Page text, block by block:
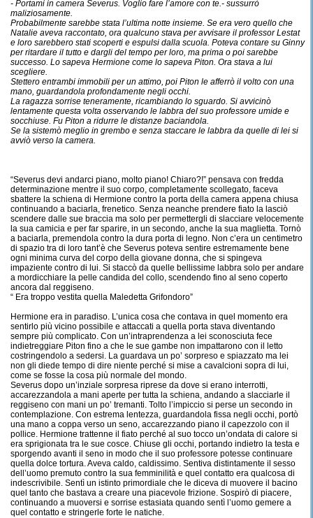
- Portami in camera Severus. Voglio fare l’amore con te.- sussurrò
maliziosamente.
Probabilmente sarebbe stata l’ultima notte insieme. Se era vero quello che
Natalie aveva raccontato, ora qualcuno stava per avvisare il professor Lestat
e loro sarebbero stati scoperti e espulsi dalla scuola. Poteva contare su Ginny
per ritardare il tutto e dargli del tempo per loro, ma prima o poi sarebbe
successo. Lo sapeva Hermione come lo sapeva Piton. Ora stava a lui
scegliere.
Stettero entrambi immobili per un attimo, poi Piton le afferrò il volto con una
mano, guardandola profondamente negli occhi.
La ragazza sorrise teneramente, ricambiando lo sguardo. Si avvicinò
lentamente questa volta osservando le labbra del suo professore umide e
socchiuse. Fu Piton a ridurre le distanze baciandola.
Se la sistemò meglio in grembo e senza staccare le labbra da quelle di lei si
avviò verso la camera.
“Severus devi andarci piano, molto piano! Chiaro?!” pensava con fredda
determinazione mentre il suo corpo, completamente scollegato, faceva
sbattere la schiena di Hermione contro la porta della camera appena chiusa
continuando a baciarla, frenetico. Senza neanche prendere fiato la lasciò
scendere dalle sue braccia ma solo per permettergli di slacciare velocemente
la sua camicia e per far sparire, in un secondo, anche la sua maglietta. Tornò
a baciarla, premendola contro la dura porta di legno. Non c’era un centimetro
di spazio tra di loro tant’è che Severus poteva sentire estremamente bene
ogni minima curva del corpo della giovane donna, che si spingeva
impaziente contro di lui. Si staccò da quelle bellissime labbra solo per andare
a mordicchiare la pelle candida del collo, scendendo fino al seno coperto
ancora dal reggiseno.
“ Era troppo vestita quella Maledetta Grifondoro”
Hermione era in paradiso. L’unica cosa che contava in quel momento era
sentirlo più vicino possibile e attaccati a quella porta stava diventando
sempre più complicato. Con un’intraprendenza a lei sconosciuta fece
indietreggiare Piton fino a che le sue gambe non impattarono con il letto
costringendolo a sedersi. La guardava un po’ sorpreso e spiazzato ma lei
non gli diede tempo di dire niente perché si mise a cavalcioni sopra di lui,
come se fosse la cosa più normale del mondo.
Severus dopo un’inziale sorpresa riprese da dove si erano interrotti,
accarezzandola a mani aperte per tutta la schiena, andando a slacciarle il
reggiseno con mani un po’ tremanti. Tolto l’impiccio si perse un secondo in
contemplazione. Con estrema lentezza, guardandola fissa negli occhi, portò
una mano a coppa verso un seno, accarezzando piano il capezzolo con il
pollice. Hermione trattenne il fiato perché al suo tocco un’ondata di calore si
era sprigionata tra le sue cosce. Chiuse gli occhi, portando indietro la testa e
sporgendo avanti il seno in modo che il suo professore potesse continuare
quella dolce tortura. Aveva caldo, caldissimo. Sentiva distintamente il sesso
dell’uomo premuto contro la sua femminilità e quel contatto era qualcosa di
indescrivibile. Sentì un istinto primordiale che le diceva di muovere il bacino
quel tanto che bastava a creare una piacevole frizione. Sospirò di piacere,
continuando a muoversi e sorrise estasiata quando sentì l’uomo gemere a
quel contatto e stringerle forte le natiche.